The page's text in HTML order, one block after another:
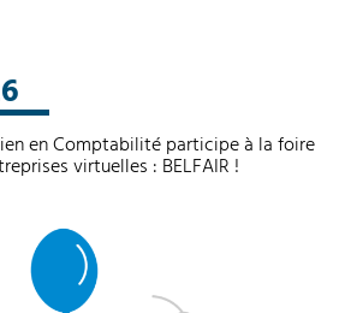
en Comptabilité participe à la foire
virtuelles : BELFAIR !